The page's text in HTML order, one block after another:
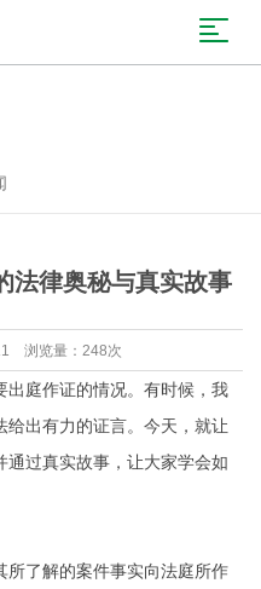
法律奥秘与真实故事
浏览量：248次
出庭作证的情况。有时候，我
出有力的证言。今天，就让
过真实故事，让大家学会如
所了解的案件事实向法庭所作